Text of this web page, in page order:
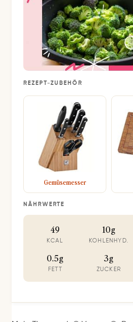
REZEPT-ZUBEHÖR
Gemüsemesser
NÄHRWERTE
49
KCAL
10g
KOHLENHYD.
0.5g
FETT
3g
ZUCKER